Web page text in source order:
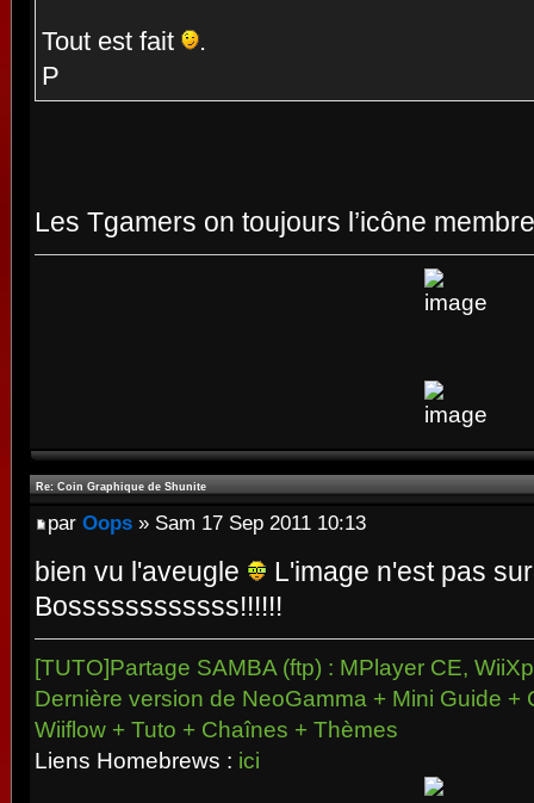
Tout est fait
.
P
Les Tgamers on toujours l’icône
Re: Coin Graphique de Shunite
par Oops » Sam 17 Sep 2011 10:13
bien vu l'aveugle
L'image n'est pas
Bossssssssssss!!!!!!
[TUTO]Partage SAMBA (ftp) : MPlayer CE,
Dernière version de NeoGamma + Mini Guide +
Wiiflow + Tuto + Chaînes + Thèmes
Liens Homebrews : ici